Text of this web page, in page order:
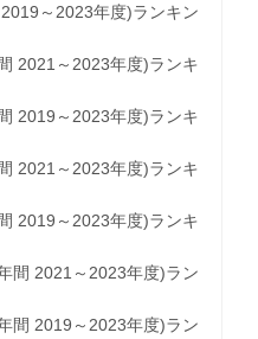
～2023年度)ランキン
～2023年度)ランキ
～2023年度)ランキ
～2023年度)ランキ
～2023年度)ランキ
2021～2023年度)ラン
2019～2023年度)ラン